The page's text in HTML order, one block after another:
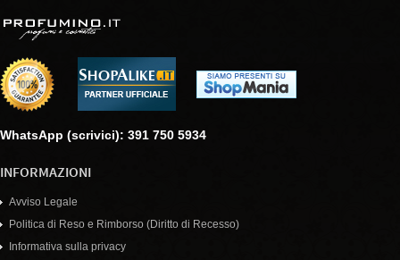
WhatsApp (scrivici): 391 750 5934
INFORMAZIONI
Avviso Legale
Politica di Reso e Rimborso (Diritto di Recesso)
Informativa sulla privacy